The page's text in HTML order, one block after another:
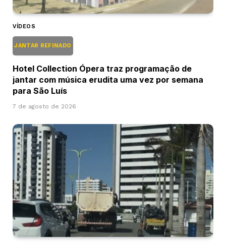
VÍDEOS
JANTAR REFINADO
Hotel Collection Ópera traz programação de
jantar com música erudita uma vez por semana
para São Luís
7 de agosto de 2026